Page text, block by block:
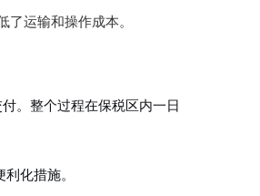
运输和操作成本。
。整个过程在保税区内一日
化措施。